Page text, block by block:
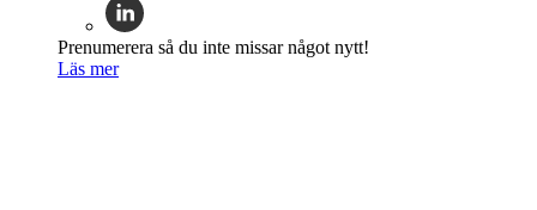
Prenumerera så du inte missar något nytt!
Läs mer